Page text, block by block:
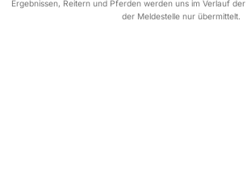
Ergebnissen, Reitern und Pferden werden uns im Verlauf
der Meldestelle nur übermittelt.